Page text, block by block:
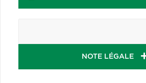
NOTE LÉGALE